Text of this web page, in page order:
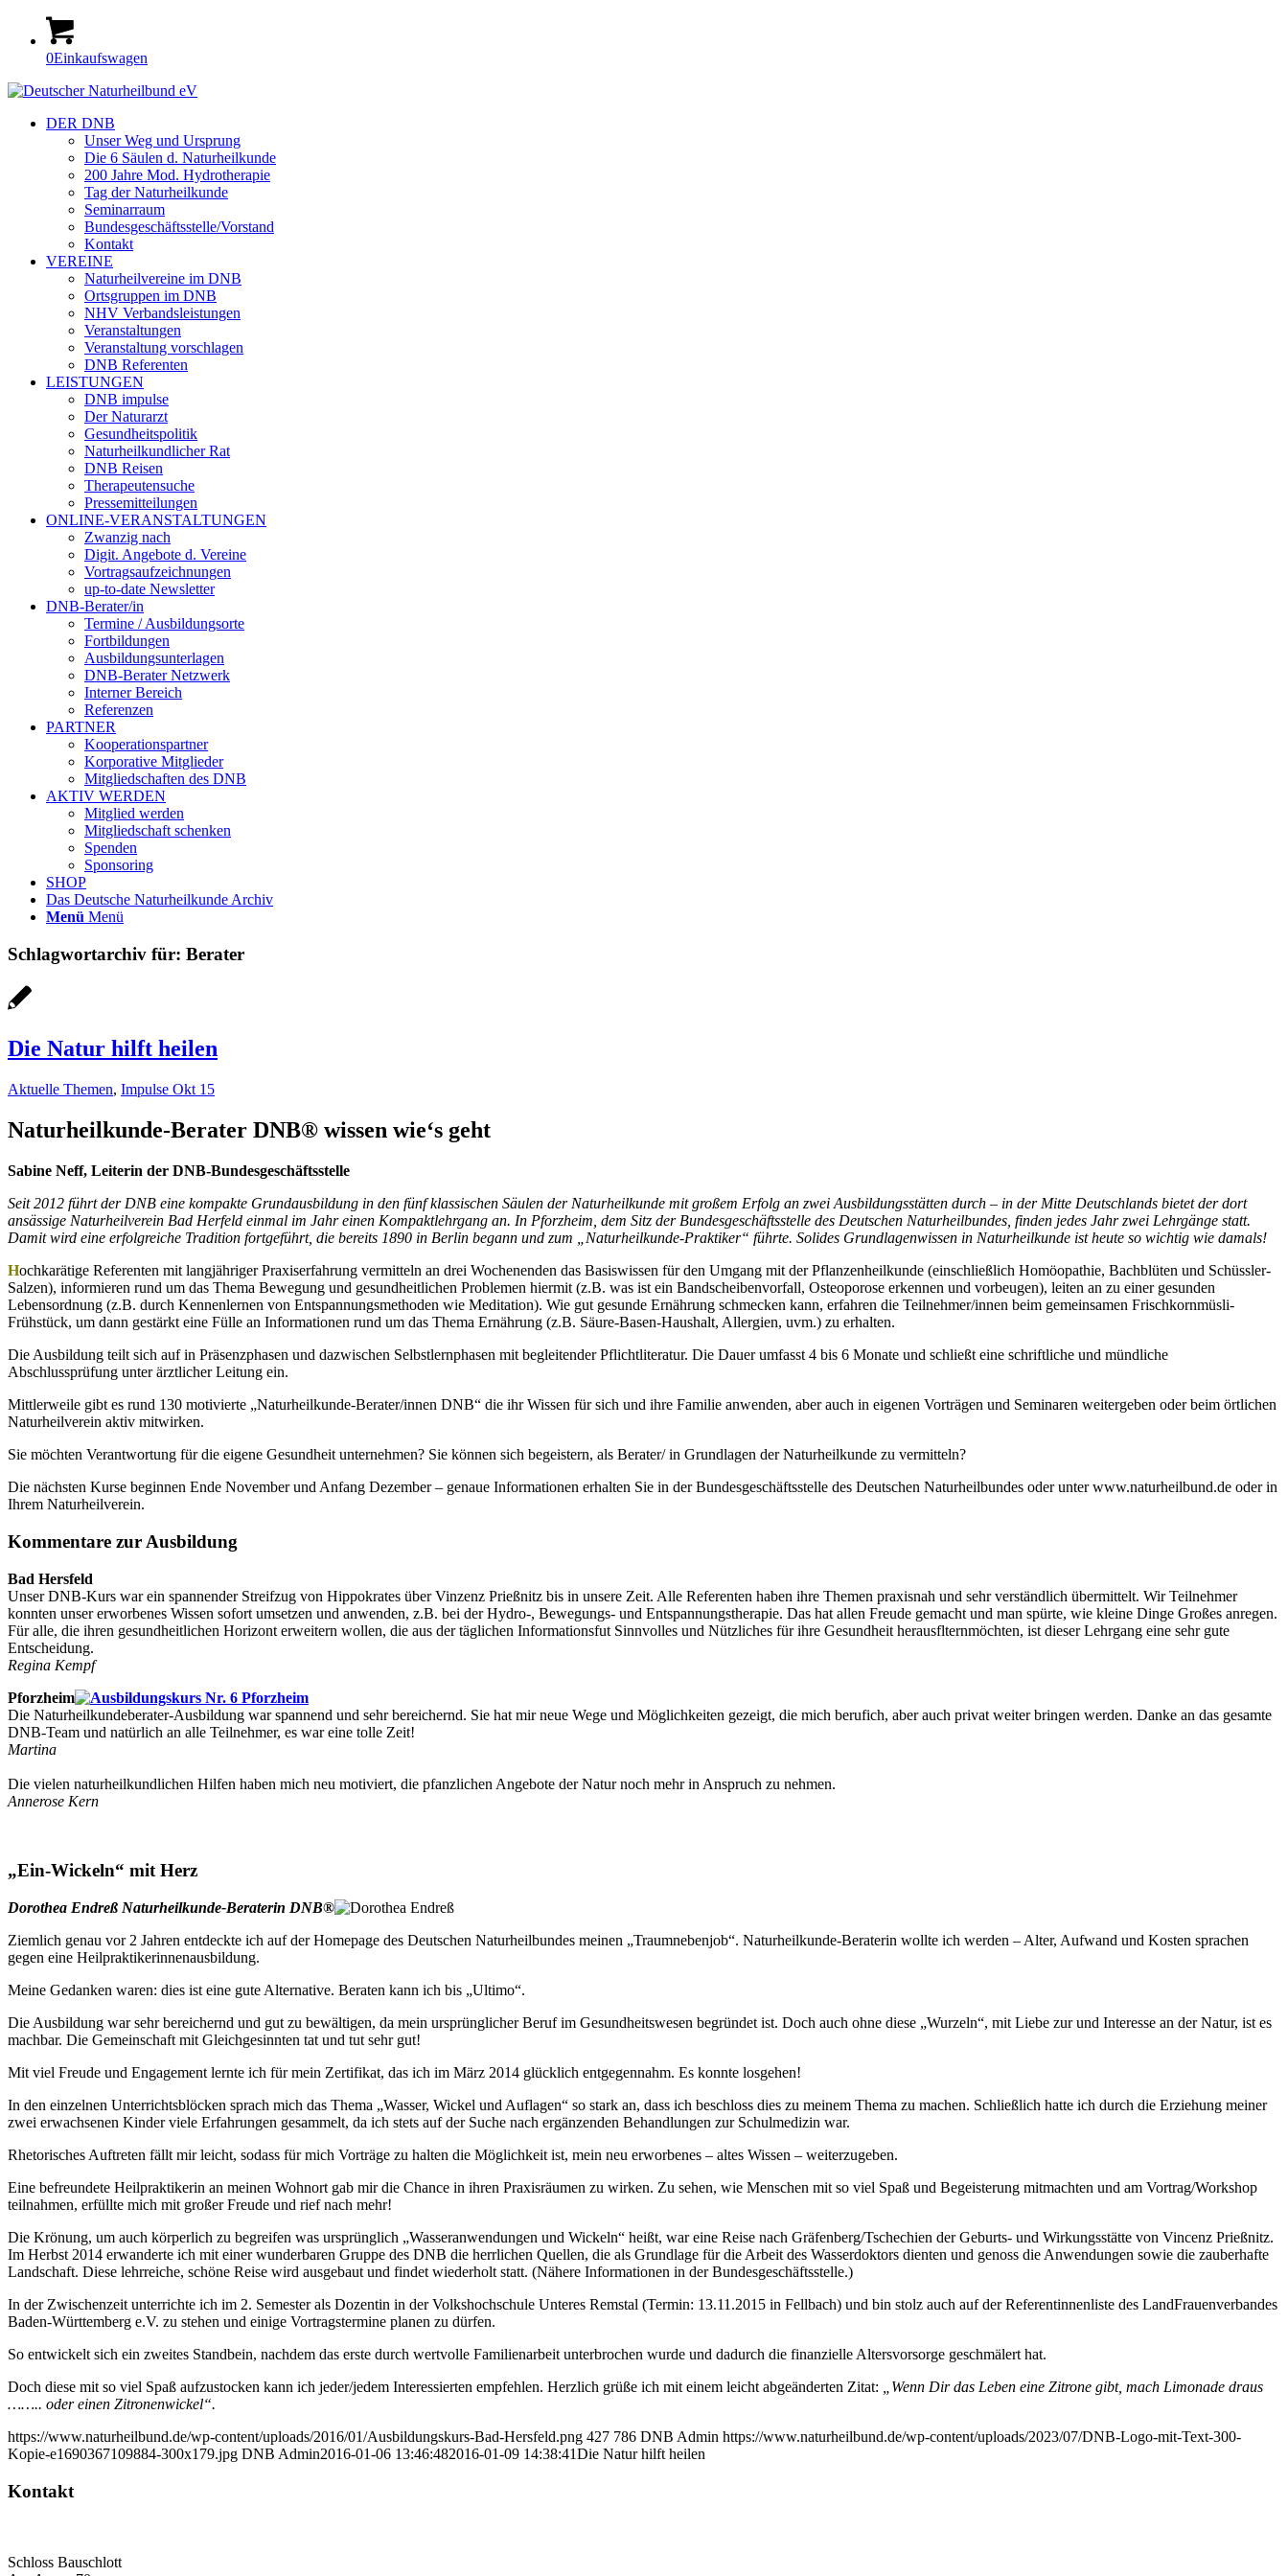
0Einkaufswagen
DER DNB
Unser Weg und Ursprung
Die 6 Säulen d. Naturheilkunde
200 Jahre Mod. Hydrotherapie
Tag der Naturheilkunde
Seminarraum
Bundesgeschäftsstelle/Vorstand
Kontakt
VEREINE
Naturheilvereine im DNB
Ortsgruppen im DNB
NHV Verbandsleistungen
Veranstaltungen
Veranstaltung vorschlagen
DNB Referenten
LEISTUNGEN
DNB impulse
Der Naturarzt
Gesundheitspolitik
Naturheilkundlicher Rat
DNB Reisen
Therapeutensuche
Pressemitteilungen
ONLINE-VERANSTALTUNGEN
Zwanzig nach
Digit. Angebote d. Vereine
Vortragsaufzeichnungen
up-to-date Newsletter
DNB-Berater/in
Termine / Ausbildungsorte
Fortbildungen
Ausbildungsunterlagen
DNB-Berater Netzwerk
Interner Bereich
Referenzen
PARTNER
Kooperationspartner
Korporative Mitglieder
Mitgliedschaften des DNB
AKTIV WERDEN
Mitglied werden
Mitgliedschaft schenken
Spenden
Sponsoring
SHOP
Das Deutsche Naturheilkunde Archiv
Menü Menü
Schlagwortarchiv für: Berater
Die Natur hilft heilen
Aktuelle Themen, Impulse Okt 15
Naturheilkunde-Berater DNB® wissen wie‘s geht
Sabine Neff, Leiterin der DNB-Bundesgeschäftsstelle
Seit 2012 führt der DNB eine kompakte Grundausbildung in den fünf klassischen Säulen der Naturheilkunde mit großem Erfolg an zwei Ausbildungsstätten durch – in der Mitte Deutschlands bietet der dort
ansässige Naturheilverein Bad Herfeld einmal im Jahr einen Kompaktlehrgang an. In Pforzheim, dem Sitz der Bundesgeschäftsstelle des Deutschen Naturheilbundes, finden jedes Jahr zwei Lehrgänge statt.
Damit wird eine erfolgreiche Tradition fortgeführt, die bereits 1890 in Berlin begann und zum „Naturheilkunde-Praktiker“ führte. Solides Grundlagenwissen in Naturheilkunde ist heute so wichtig wie damals!
Hochkarätige Referenten mit langjähriger Praxiserfahrung vermitteln an drei Wochenenden das Basiswissen für den Umgang mit der Pflanzenheilkunde (einschließlich Homöopathie, Bachblüten und Schüssler-
Salzen), informieren rund um das Thema Bewegung und gesundheitlichen Problemen hiermit (z.B. was ist ein Bandscheibenvorfall, Osteoporose erkennen und vorbeugen), leiten an zu einer gesunden
Lebensordnung (z.B. durch Kennenlernen von Entspannungsmethoden wie Meditation). Wie gut gesunde Ernährung schmecken kann, erfahren die Teilnehmer/innen beim gemeinsamen Frischkornmüsli-
Frühstück, um dann gestärkt eine Fülle an Informationen rund um das Thema Ernährung (z.B. Säure-Basen-Haushalt, Allergien, uvm.) zu erhalten.
Die Ausbildung teilt sich auf in Präsenzphasen und dazwischen Selbstlernphasen mit begleitender Pflichtliteratur. Die Dauer umfasst 4 bis 6 Monate und schließt eine schriftliche und mündliche
Abschlussprüfung unter ärztlicher Leitung ein.
Mittlerweile gibt es rund 130 motivierte „Naturheilkunde-Berater/innen DNB“ die ihr Wissen für sich und ihre Familie anwenden, aber auch in eigenen Vorträgen und Seminaren weitergeben oder beim örtlichen
Naturheilverein aktiv mitwirken.
Sie möchten Verantwortung für die eigene Gesundheit unternehmen? Sie können sich begeistern, als Berater/ in Grundlagen der Naturheilkunde zu vermitteln?
Die nächsten Kurse beginnen Ende November und Anfang Dezember – genaue Informationen erhalten Sie in der Bundesgeschäftsstelle des Deutschen Naturheilbundes oder unter www.naturheilbund.de oder in
Ihrem Naturheilverein.
Kommentare zur Ausbildung
Bad Hersfeld
Unser DNB-Kurs war ein spannender Streifzug von Hippokrates über Vinzenz Prießnitz bis in unsere Zeit. Alle Referenten haben ihre Themen praxisnah und sehr verständlich übermittelt. Wir Teilnehmer
konnten unser erworbenes Wissen sofort umsetzen und anwenden, z.B. bei der Hydro-, Bewegungs- und Entspannungstherapie. Das hat allen Freude gemacht und man spürte, wie kleine Dinge Großes anregen.
Für alle, die ihren gesundheitlichen Horizont erweitern wollen, die aus der täglichen Informationsfut Sinnvolles und Nützliches für ihre Gesundheit herausflternmöchten, ist dieser Lehrgang eine sehr gute
Entscheidung.
Regina Kempf
Pforzheim
Die Naturheilkundeberater-Ausbildung war spannend und sehr bereichernd. Sie hat mir neue Wege und Möglichkeiten gezeigt, die mich berufich, aber auch privat weiter bringen werden. Danke an das gesamte
DNB-Team und natürlich an alle Teilnehmer, es war eine tolle Zeit!
Martina
Die vielen naturheilkundlichen Hilfen haben mich neu motiviert, die pfanzlichen Angebote der Natur noch mehr in Anspruch zu nehmen.
Annerose Kern
„Ein-Wickeln“ mit Herz
Dorothea Endreß Naturheilkunde-Beraterin DNB®
Ziemlich genau vor 2 Jahren entdeckte ich auf der Homepage des Deutschen Naturheilbundes meinen „Traumnebenjob“. Naturheilkunde-Beraterin wollte ich werden – Alter, Aufwand und Kosten sprachen
gegen eine Heilpraktikerinnenausbildung.
Meine Gedanken waren: dies ist eine gute Alternative. Beraten kann ich bis „Ultimo“.
Die Ausbildung war sehr bereichernd und gut zu bewältigen, da mein ursprünglicher Beruf im Gesundheitswesen begründet ist. Doch auch ohne diese „Wurzeln“, mit Liebe zur und Interesse an der Natur, ist es
machbar. Die Gemeinschaft mit Gleichgesinnten tat und tut sehr gut!
Mit viel Freude und Engagement lernte ich für mein Zertifikat, das ich im März 2014 glücklich entgegennahm. Es konnte losgehen!
In den einzelnen Unterrichtsblöcken sprach mich das Thema „Wasser, Wickel und Auflagen“ so stark an, dass ich beschloss dies zu meinem Thema zu machen. Schließlich hatte ich durch die Erziehung meiner
zwei erwachsenen Kinder viele Erfahrungen gesammelt, da ich stets auf der Suche nach ergänzenden Behandlungen zur Schulmedizin war.
Rhetorisches Auftreten fällt mir leicht, sodass für mich Vorträge zu halten die Möglichkeit ist, mein neu erworbenes – altes Wissen – weiterzugeben.
Eine befreundete Heilpraktikerin an meinen Wohnort gab mir die Chance in ihren Praxisräumen zu wirken. Zu sehen, wie Menschen mit so viel Spaß und Begeisterung mitmachten und am Vortrag/Workshop
teilnahmen, erfüllte mich mit großer Freude und rief nach mehr!
Die Krönung, um auch körperlich zu begreifen was ursprünglich „Wasseranwendungen und Wickeln“ heißt, war eine Reise nach Gräfenberg/Tschechien der Geburts- und Wirkungsstätte von Vincenz Prießnitz.
Im Herbst 2014 erwanderte ich mit einer wunderbaren Gruppe des DNB die herrlichen Quellen, die als Grundlage für die Arbeit des Wasserdoktors dienten und genoss die Anwendungen sowie die zauberhafte
Landschaft. Diese lehrreiche, schöne Reise wird ausgebaut und findet wiederholt statt. (Nähere Informationen in der Bundesgeschäftsstelle.)
In der Zwischenzeit unterrichte ich im 2. Semester als Dozentin in der Volkshochschule Unteres Remstal (Termin: 13.11.2015 in Fellbach) und bin stolz auch auf der Referentinnenliste des LandFrauenverbandes
Baden-Württemberg e.V. zu stehen und einige Vortragstermine planen zu dürfen.
So entwickelt sich ein zweites Standbein, nachdem das erste durch wertvolle Familienarbeit unterbrochen wurde und dadurch die finanzielle Altersvorsorge geschmälert hat.
Doch diese mit so viel Spaß aufzustocken kann ich jeder/jedem Interessierten empfehlen. Herzlich grüße ich mit einem leicht abgeänderten Zitat:
„Wenn Dir das Leben eine Zitrone gibt, mach Limonade draus
…….. oder einen Zitronenwickel“.
https://www.naturheilbund.de/wp-content/uploads/2016/01/Ausbildungskurs-Bad-Hersfeld.png 427 786 DNB Admin https://www.naturheilbund.de/wp-content/uploads/2023/07/DNB-Logo-mit-Text-300-
Kopie-e1690367109884-300x179.jpg DNB Admin2016-01-06 13:46:482016-01-09 14:38:41Die Natur hilft heilen
Kontakt
Schloss Bauschlott